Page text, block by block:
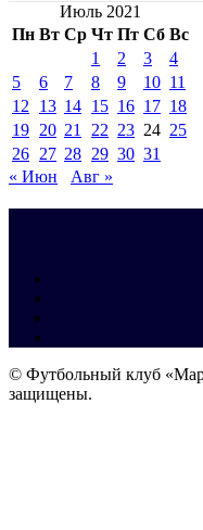
Июль 2021
Пн Вт Ср Чт Пт Сб Вс
1
2 3
4
5
6 7 8 9 10 11
12
13 14 15 16 17 18
19 20 21 22 23 24 25
26 27 28 29 30 31
« Июн
Авг »
© Футбольный клуб
защищены.